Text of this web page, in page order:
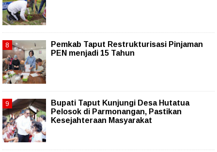
Pemkab Taput Restrukturisasi Pinjaman
PEN menjadi 15 Tahun‎
Bupati Taput Kunjungi Desa Hutatua
Pelosok di Parmonangan, Pastikan
Kesejahteraan Masyarakat